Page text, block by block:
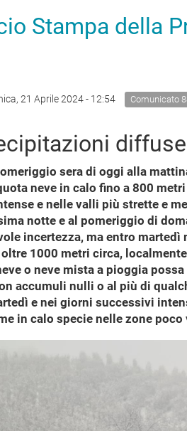
Stampa della
21 Aprile 2024 - 12:54 Comunicato
sera di oggi alla
neve in calo fino a 800
e nelle valli più strette e
notte e al pomeriggio di
incertezza, ma entro
oltre 1000 metri circa,
o neve mista a pioggia
accumuli nulli o al più di
e nei giorni successivi
in calo specie nelle zone